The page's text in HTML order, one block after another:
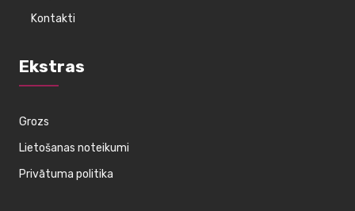
Kontakti
Ekstras
Grozs
Lietošanas noteikumi
Privātuma politika